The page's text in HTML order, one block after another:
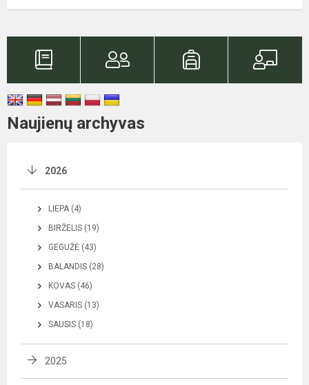
Naujienų archyvas
2026
LIEPA (4)
BIRŽELIS (19)
GEGUŽĖ (43)
BALANDIS (28)
KOVAS (46)
VASARIS (13)
SAUSIS (18)
2025